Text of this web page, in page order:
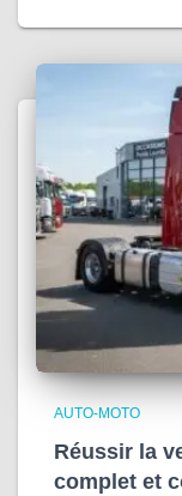
AUTO-MOTO
Réussir la
complet et